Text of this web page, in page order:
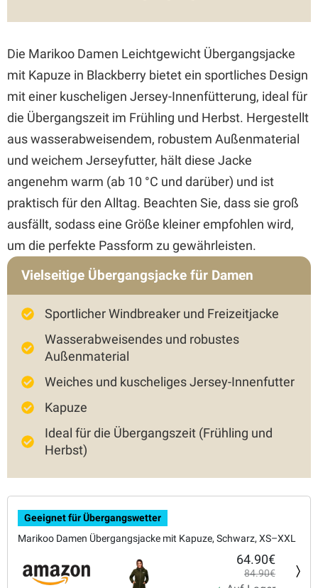
Die Marikoo Damen Leichtgewicht Übergangsjacke
mit Kapuze in Blackberry bietet ein sportliches Design
mit einer kuscheligen Jersey-Innenfütterung, ideal für
die Übergangszeit im Frühling und Herbst. Hergestellt
aus wasserabweisendem, robustem Außenmaterial
und weichem Jerseyfutter, hält diese Jacke
angenehm warm (ab 10 °C und darüber) und ist
praktisch für den Alltag. Beachten Sie, dass sie groß
ausfällt, sodass eine Größe kleiner empfohlen wird,
um die perfekte Passform zu gewährleisten.
Vielseitige Übergangsjacke für Damen
Sportlicher Windbreaker und Freizeitjacke
Wasserabweisendes und robustes
Außenmaterial
Weiches und kuscheliges Jersey-Innenfutter
Kapuze
Ideal für die Übergangszeit (Frühling und
Herbst)
Geeignet für Übergangswetter
Marikoo Damen Übergangsjacke mit Kapuze, Schwarz, XS–XXL
64.90€
84.90€